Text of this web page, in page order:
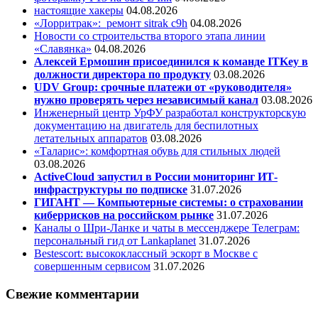
настоящие хакеры 04.08.2026
«Лорритрак»: ремонт sitrak c9h 04.08.2026
Новости со строительства второго этапа линии
«Славянка» 04.08.2026
Алексей Ермошин присоединился к команде ITKey в
должности директора по продукту 03.08.2026
UDV Group: срочные платежи от «руководителя»
нужно проверять через независимый канал 03.08.2026
Инженерный центр УрФУ разработал конструкторскую
документацию на двигатель для беспилотных
летательных аппаратов 03.08.2026
«Таларис»: комфортная обувь для стильных людей
03.08.2026
ActiveCloud запустил в России мониторинг ИТ-
инфраструктуры по подписке 31.07.2026
ГИГАНТ — Компьютерные системы: о страховании
киберрисков на российском рынке 31.07.2026
Каналы о Шри-Ланке и чаты в мессенджере Телеграм:
персональный гид от Lankaplanet 31.07.2026
Bestescort: высококлассный эскорт в Москве с
совершенным сервисом 31.07.2026
Свежие комментарии